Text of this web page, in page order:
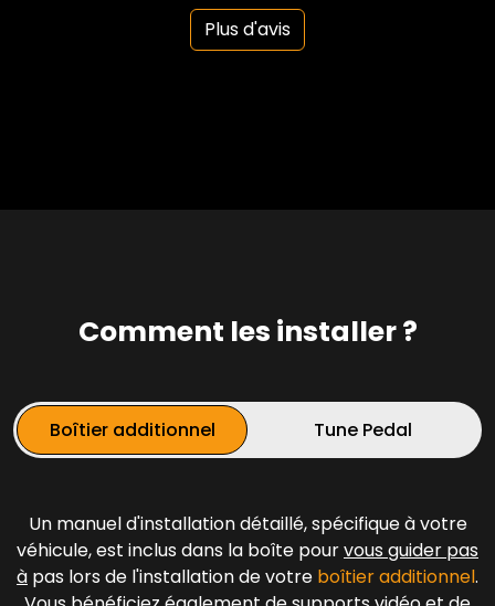
Plus d'avis
Comment les installer ?
Boîtier additionnel Tune Pedal
Un manuel d'installation détaillé, spécifique à votre
véhicule, est inclus dans la boîte pourvous guider pas
à pas lors de l'installation de votre boîtier additionnel.